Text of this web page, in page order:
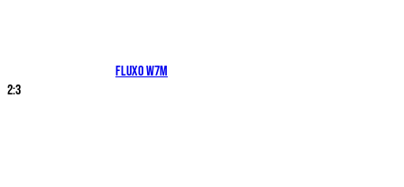
Fluxo W7M
2:3